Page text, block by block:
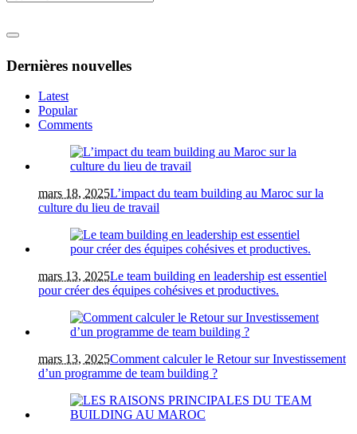
Dernières nouvelles
Latest
Popular
Comments
mars 18, 2025L’impact du team building au Maroc sur la
culture du lieu de travail
mars 13, 2025Le team building en leadership est essentiel
pour créer des équipes cohésives et productives.
mars 13, 2025Comment calculer le Retour sur Investissement
d’un programme de team building ?